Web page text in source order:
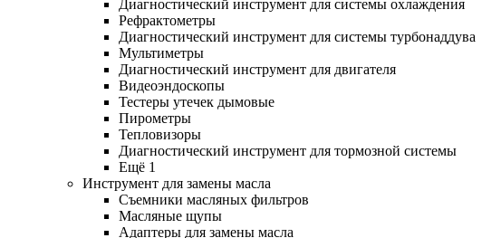
Диагностический инструмент для системы охлаждения
Рефрактометры
Диагностический инструмент для системы турбонаддува
Мультиметры
Диагностический инструмент для двигателя
Видеоэндоскопы
Тестеры утечек дымовые
Пирометры
Тепловизоры
Диагностический инструмент для тормозной системы
Ещё 1
Инструмент для замены масла
Съемники масляных фильтров
Масляные щупы
Адаптеры для замены масла